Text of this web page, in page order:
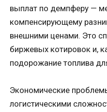
выплат по демпферу —
компенсирующему
внешними ценами. Это
биржевых котировок и,
подорожание топлива
Экономические
логистическими